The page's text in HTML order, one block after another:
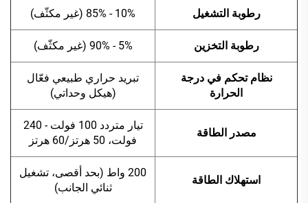
رطوبة التشغيل 10% - 85% (غير مكثّف)
رطوبة التخزين 5% - 90% (غير مكثّف)
نظام تحكم في درجة
الحرارة
تبريد حراري طبيعي فعّال
(هيكل وحداتي)
مصدر الطاقة
تيار متردد 100 فولت - 240
فولت، 50 هرتز/60 هرتز
استهلاك الطاقة
200 واط (بحد أقصى، تشغيل
ثنائي الجانب)